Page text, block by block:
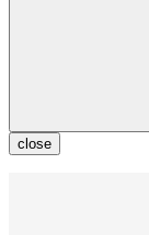
close